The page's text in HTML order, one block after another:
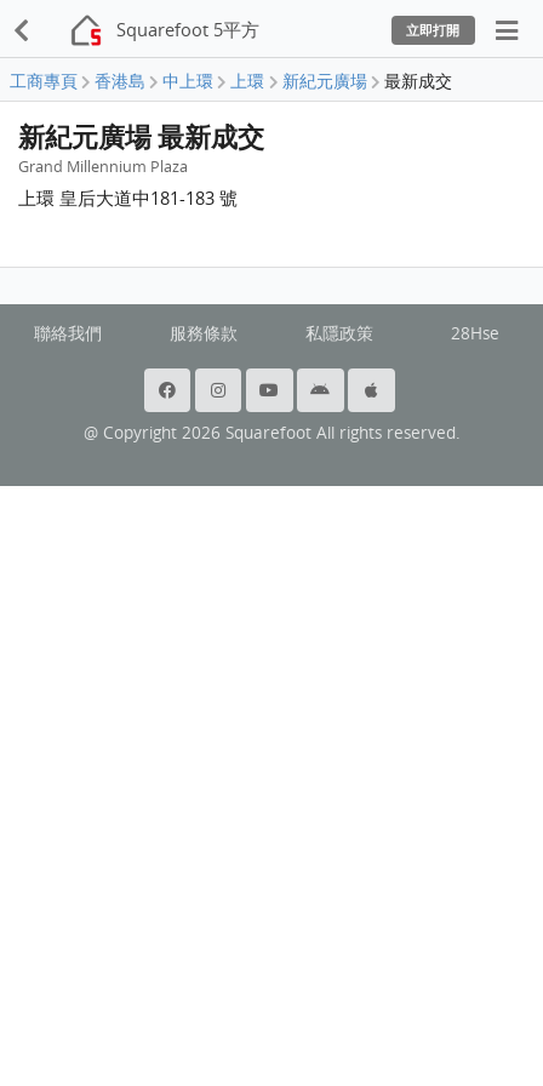
Squarefoot 5平方 立即打開
工商專頁 香港島 中上環 上環 新紀元廣場 最新成交
新紀元廣場 最新成交
Grand Millennium Plaza
上環 皇后大道中181-183 號
聯絡我們 服務條款 私隱政策 28Hse
@ Copyright 2026 Squarefoot All rights reserved.